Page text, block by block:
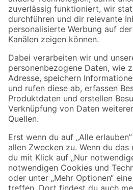
Zur Newsletter Anmeldung
Folge uns
Zahlungsarten
Sicher einkaufen
Jetzt die toom-App herunterladen